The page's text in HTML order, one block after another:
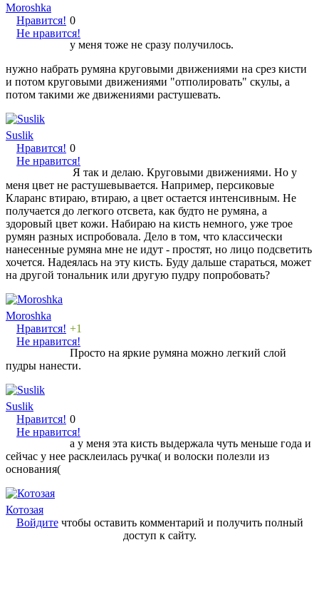
Moroshka
Нравится!
Не нравится!
0
у меня тоже не сразу получилось.
нужно набрать румяна круговыми движениями на срез кисти
и потом круговыми движениями "отполировать" скулы, а
потом такими же движениями растушевать.
Suslik
Нравится!
Не нравится!
0
Я так и делаю. Круговыми движениями. Но у
меня цвет не растушевывается. Например, персиковые
Кларанс втираю, втираю, а цвет остается интенсивным. Не
получается до легкого отсвета, как будто не румяна, а
здоровый цвет кожи. Набираю на кисть немного, уже трое
румян разных испробовала. Дело в том, что классически
нанесенные румяна мне не идут - простят, но лицо подсветить
хочется. Надеялась на эту кисть. Буду дальше стараться, может
на другой тональник или другую пудру попробовать?
Moroshka
Нравится!
Не нравится!
+1
Просто на яркие румяна можно легкий слой
пудры нанести.
Suslik
Нравится!
Не нравится!
0
а у меня эта кисть выдержала чуть меньше года и
сейчас у нее расклеилась ручка( и волоски полезли из
основания(
Котозая
Войдитечтобы оставить комментарий и получить полный
доступ к сайту.